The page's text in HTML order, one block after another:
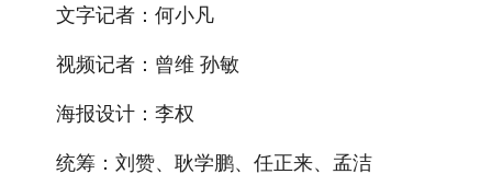
文字记者：何小凡
视频记者：曾维 孙敏
海报设计：李权
统筹：刘赞、耿学鹏、任正来、孟洁